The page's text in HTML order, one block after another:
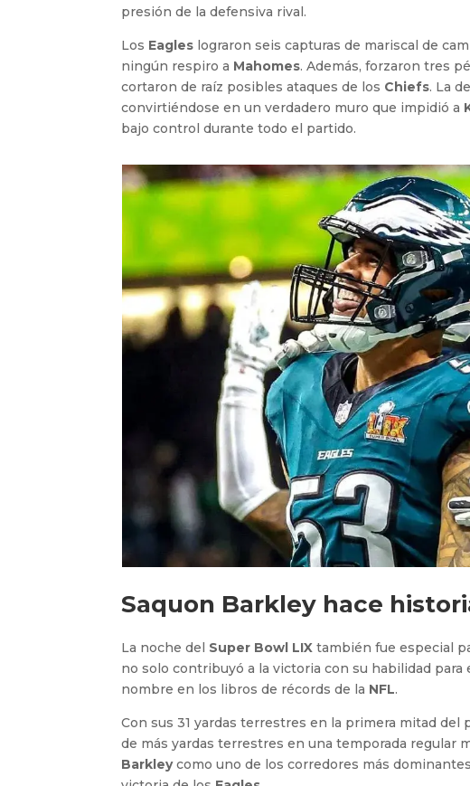
presión de la defensiva rival.
Los Eagles lograron seis capturas de mariscal de
ningún respiro a Mahomes. Además, forzaron tres
cortaron de raíz posibles ataques de los Chiefs. La
convirtiéndose en un verdadero muro que impidió a
bajo control durante todo el partido.
Saquon Barkley hace
La noche del Super Bowl LIX también fue especial
no solo contribuyó a la victoria con su habilidad
nombre en los libros de récords de la NFL.
Con sus 31 yardas terrestres en la primera mitad del
de más yardas terrestres en una temporada regular
Barkleycomo uno de los corredores más